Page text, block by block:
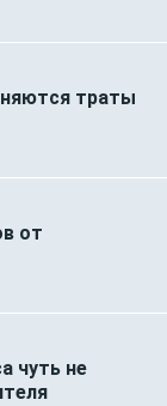
траты
от
чуть не